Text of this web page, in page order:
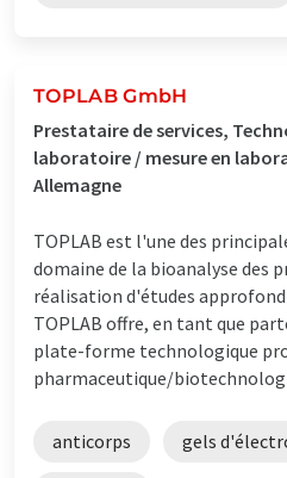
TOPLAB GmbH
Prestataire de services,
laboratoire / mesure en
Allemagne
TOPLAB est l'une des
domaine de la bioanalyse des
réalisation d'études
TOPLAB offre, en tant que
plate-forme technologique
pharmaceutique/
anticorps gels